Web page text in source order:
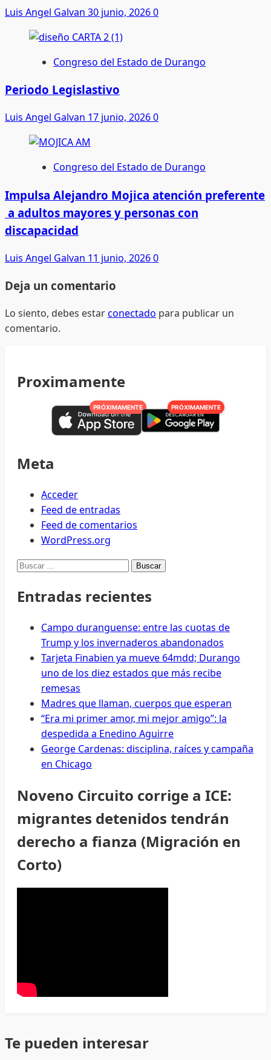
Luis Angel Galvan 30 junio, 20260
Congreso del Estado de Durango
Periodo Legislastivo
Luis Angel Galvan 17 junio, 20260
Congreso del Estado de Durango
Impulsa Alejandro Mojica atención preferente
a adultos mayores y personas con
discapacidad
Luis Angel Galvan 11 junio, 20260
Deja un comentario
Lo siento, debes estarconectado para publicar un
comentario.
Proximamente
PRÓXIMAMENTE PRÓXIMAMENTE
Meta
Acceder
Feed de entradas
Feed de comentarios
WordPress.org
Buscar:
Entradas recientes
Campo duranguense: entre las cuotas de
Trump y los invernaderos abandonados
Tarjeta Finabien ya mueve 64mdd; Durango
uno de los diez estados que más recibe
remesas
Madres que llaman, cuerpos que esperan
“Era mi primer amor, mi mejor amigo”: la
despedida a Enedino Aguirre
George Cardenas: disciplina, raíces y campaña
en Chicago
Noveno Circuito corrige a ICE:
migrantes detenidos tendrán
derecho a fianza (Migración en
Corto)
Te pueden interesar